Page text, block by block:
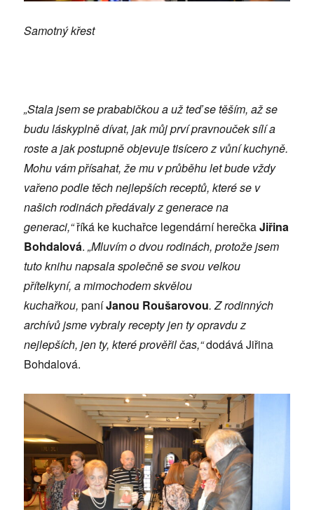
Samotný křest
„Stala jsem se prababičkou a už teď se těším, až se
budu láskyplně dívat, jak můj prví pravnouček sílí a
roste a jak postupně objevuje tisícero z vůní kuchyně.
Mohu vám přísahat, že mu v průběhu let bude vždy
vařeno podle těch nejlepších receptů, které se v
našich rodinách předávaly z generace na
generaci,“říká ke kuchařce legendární herečkaJiřina
Bohdalová.„Mluvím o dvou rodinách, protože jsem
tuto knihu napsala společně se svou velkou
přítelkyní, a mimochodem skvělou
kuchařkou,paníJanou Roušarovou. Z rodinných
archívů jsme vybraly recepty jen ty opravdu z
nejlepších, jen ty, které prověřil čas,“dodává Jiřina
Bohdalová.